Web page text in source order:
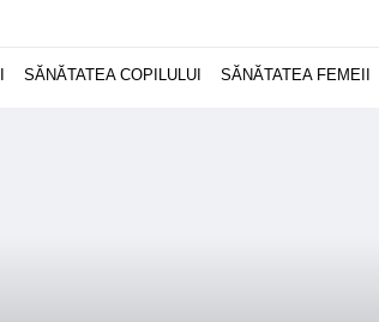
SĂNĂTATEA COPILULUI SĂNĂTATEA FEMEII